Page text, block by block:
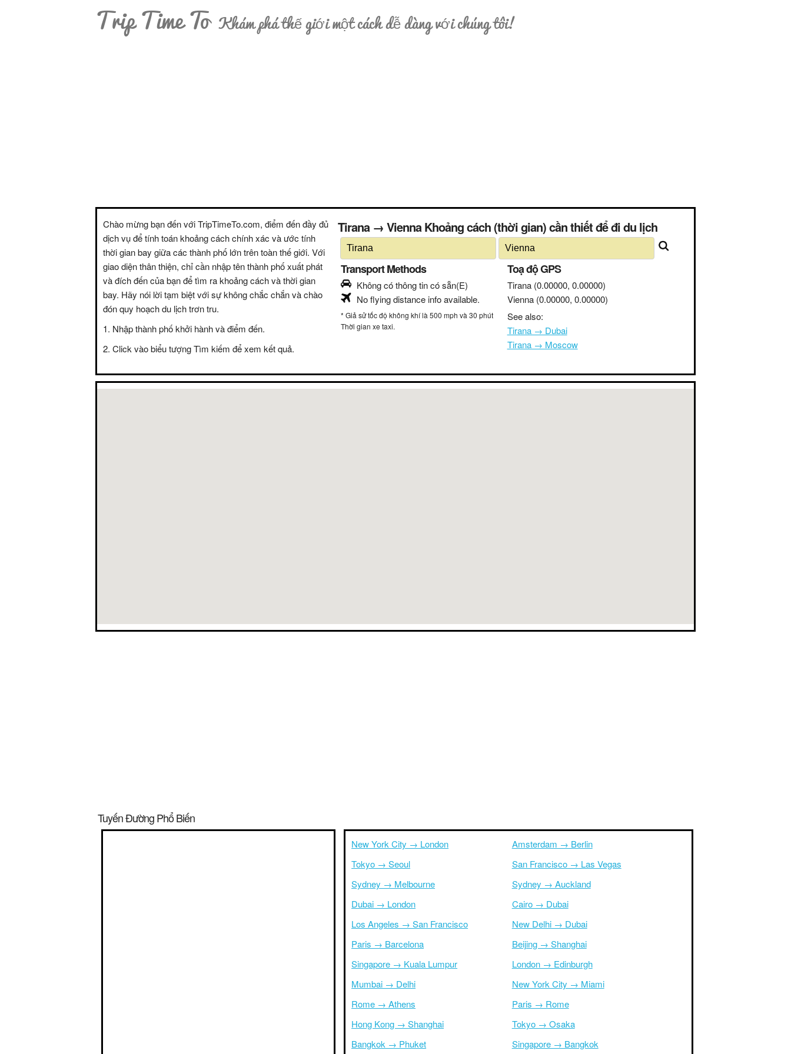
Trip Time To Khám phá thế giới một cách dễ dàng với chúng tôi!
Chào mừng bạn đến với TripTimeTo.com, điểm đến đầy đủ
dịch vụ để tính toán khoảng cách chính xác và ước tính
thời gian bay giữa các thành phố lớn trên toàn thế giới. Với
giao diện thân thiện, chỉ cần nhập tên thành phố xuất phát
và đích đến của bạn để tìm ra khoảng cách và thời gian
bay. Hãy nói lời tạm biệt với sự không chắc chắn và chào
đón quy hoạch du lịch trơn tru.
Nhập thành phố khởi hành và điểm đến.
Click vào biểu tượng Tìm kiếm để xem kết quả.
Tirana → Vienna Khoảng cách (thời gian) cần thiết để đi du lịch
Transport Methods
Không có thông tin có sẵn(E)
No flying distance info available.
* Giả sử tốc độ không khí là 500 mph và 30 phút
Thời gian xe taxi.
Toạ độ GPS
Tirana (0.00000, 0.00000)
Vienna (0.00000, 0.00000)
See also:
Tirana → Dubai
Tirana → Moscow
Tuyến Đường Phổ Biến
New York City → London
Tokyo → Seoul
Sydney → Melbourne
Dubai → London
Los Angeles → San Francisco
Paris → Barcelona
Singapore → Kuala Lumpur
Mumbai → Delhi
Rome → Athens
Hong Kong → Shanghai
Bangkok → Phuket
Amsterdam → Berlin
San Francisco → Las Vegas
Sydney → Auckland
Cairo → Dubai
New Delhi → Dubai
Beijing → Shanghai
London → Edinburgh
New York City → Miami
Paris → Rome
Tokyo → Osaka
Singapore → Bangkok